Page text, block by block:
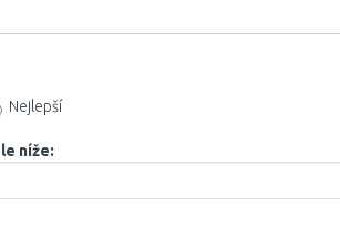
Nejlepší
níže: